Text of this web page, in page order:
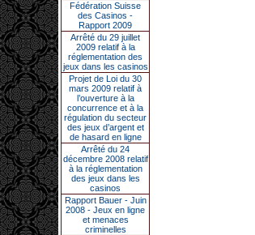
Fédération Suisse
des Casinos -
Rapport 2009
Arrêté du 29 juillet
2009 relatif à la
réglementation des
jeux dans les casinos
Projet de Loi du 30
mars 2009 relatif à
l’ouverture à la
concurrence et à la
régulation du secteur
des jeux d’argent et
de hasard en ligne
Arrêté du 24
décembre 2008 relatif
à la réglementation
des jeux dans les
casinos
Rapport Bauer - Juin
2008 - Jeux en ligne
et menaces
criminelles